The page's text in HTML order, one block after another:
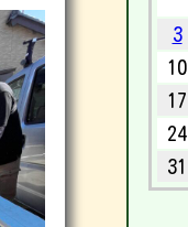
3
10
17
24
31